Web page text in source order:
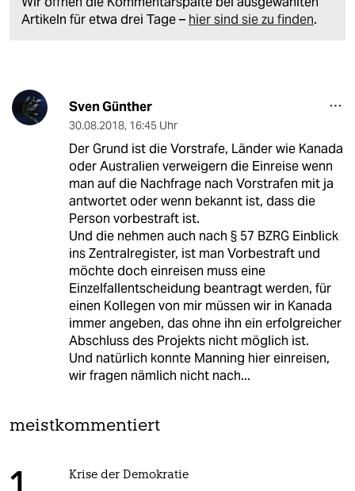
Artikeln für etwa drei Tage – hier sind sie zu finden.
Sven Günther
30.08.2018, 16:45 Uhr
Der Grund ist die Vorstrafe, Länder wie Kanada
oder Australien verweigern die Einreise wenn
man auf die Nachfrage nach Vorstrafen mit ja
antwortet oder wenn bekannt ist, dass die
Person vorbestraft ist.
Und die nehmen auch nach § 57 BZRG Einblick
ins Zentralregister, ist man Vorbestraft und
möchte doch einreisen muss eine
Einzelfallentscheidung beantragt werden, für
einen Kollegen von mir müssen wir in Kanada
immer angeben, das ohne ihn ein erfolgreicher
Abschluss des Projekts nicht möglich ist.
Und natürlich konnte Manning hier einreisen,
wir fragen nämlich nicht nach...
meistkommentiert
Krise der Demokratie